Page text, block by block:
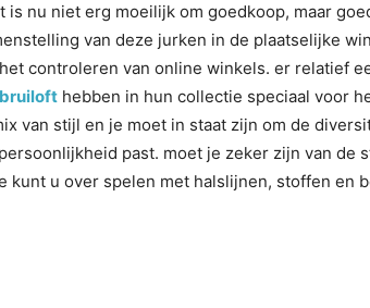
is nu niet erg moeilijk om goedkoop, maar
van deze jurken in de plaatselijke
controleren van online winkels. er relatief
hebben in hun collectie speciaal voor
van stijl en je moet in staat zijn om de
past. moet je zeker zijn van de
kunt u over spelen met halslijnen, stoffen en